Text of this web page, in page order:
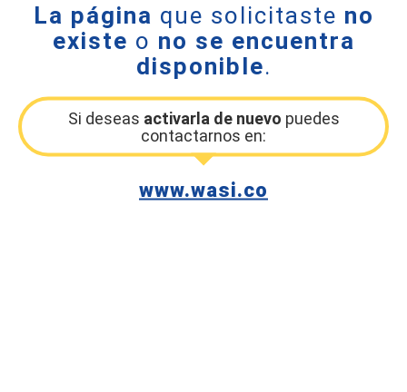
La página que solicitaste no
existe o no se encuentra
disponible.
Si deseas activarla de nuevo puedes
contactarnos en:
www.wasi.co